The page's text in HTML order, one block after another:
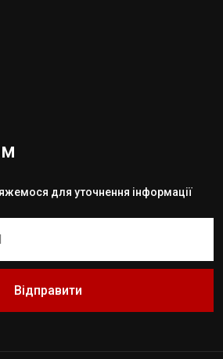
для уточнення інформації
Відправити